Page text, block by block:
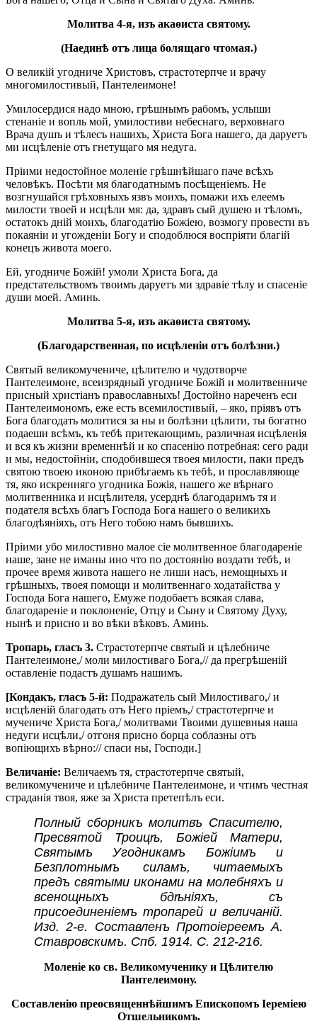
Молитва 4-я, изъ акаѳиста святому.
(Наединѣ отъ лица болящаго чтомая.)
О великій угодниче Христовъ, страстотерпче и врачу
многомилостивый, Пантелеимоне!
Умилосердися надо мною, грѣшнымъ рабомъ, услыши
стенаніе и вопль мой, умилостиви небеснаго, верховнаго
Врача душъ и тѣлесъ нашихъ, Христа Бога нашего, да даруетъ
ми исцѣленіе отъ гнетущаго мя недуга.
Пріими недостойное моленіе грѣшнѣйшаго паче всѣхъ
человѣкъ. Посѣти мя благодатнымъ посѣщеніемъ. Не
возгнушайся грѣховныхъ язвъ моихъ, помажи ихъ елеемъ
милости твоей и исцѣли мя: да, здравъ сый душею и тѣломъ,
остатокъ дній моихъ, благодатію Божіею, возмогу провести въ
покаяніи и угожденіи Богу и сподоблюся воспріяти благій
конецъ живота моего.
Ей, угодниче Божій! умоли Христа Бога, да
предстательствомъ твоимъ даруетъ ми здравіе тѣлу и спасеніе
души моей. Аминь.
Молитва 5-я, изъ акаѳиста святому.
(Благодарственная, по исцѣленіи отъ болѣзни.)
Святый великомучениче, цѣлителю и чудотворче
Пантелеимоне, всеизрядный угодниче Божій и молитвенниче
присный христіанъ православныхъ! Достойно нареченъ еси
Пантелеимономъ, еже есть всемилостивый, – яко, пріявъ отъ
Бога благодать молитися за ны и болѣзни цѣлити, ты богатно
подаеши всѣмъ, къ тебѣ притекающимъ, различная исцѣленія
и вся къ жизни временнѣй и ко спасенію потребная: сего ради
и мы, недостойніи, сподобившеся твоея милости, паки предъ
святою твоею иконою прибѣгаемъ къ тебѣ, и прославляюще
тя, яко искренняго угодника Божія, нашего же вѣрнаго
молитвенника и исцѣлителя, усерднѣ благодаримъ тя и
подателя всѣхъ благъ Господа Бога нашего о великихъ
благодѣяніяхъ, отъ Него тобою намъ бывшихъ.
Пріими убо милостивно малое сіе молитвенное благодареніе
наше, зане не иманы ино что по достоянію воздати тебѣ, и
прочее время живота нашего не лиши насъ, немощныхъ и
грѣшныхъ, твоея помощи и молитвеннаго ходатайства у
Господа Бога нашего, Емуже подобаетъ всякая слава,
благодареніе и поклоненіе, Отцу и Сыну и Святому Духу,
нынѣ и присно и во вѣки вѣковъ. Аминь.
Тропарь, гласъ 3. Страстотерпче святый и цѣлебниче
Пантелеимоне,/ моли милостиваго Бога,// да прегрѣшеній
оставленіе подастъ душамъ нашимъ.
[Кондакъ, гласъ 5-й: Подражатель сый Милостиваго,/ и
исцѣленій благодать отъ Него пріемъ,/ страстотерпче и
мучениче Христа Бога,/ молитвами Твоими душевныя наша
недуги исцѣли,/ отгоня присно борца соблазны отъ
вопіющихъ вѣрно:// спаси ны, Господи.]
Величаніе: Величаемъ тя, страстотерпче святый,
великомучениче и цѣлебниче Пантелеимоне, и чтимъ честная
страданія твоя, яже за Христа претепѣлъ еси.
Полный сборникъ молитвъ Спасителю,
Пресвятой Троицѣ, Божіей Матери,
Святымъ Угодникамъ Божіимъ и
Безплотнымъ силамъ, читаемыхъ
предъ святыми иконами на молебняхъ и
всенощныхъ бдѣніяхъ, съ
присоединеніемъ тропарей и величаній.
Изд. 2-е. Составленъ Протоіереемъ А.
Ставровскимъ. Спб. 1914. С. 212-216.
Моленіе ко св. Великомученику и Цѣлителю
Пантелеимону.
Составленію преосвященнѣйшимъ Епископомъ Іереміею
Отшельникомъ.